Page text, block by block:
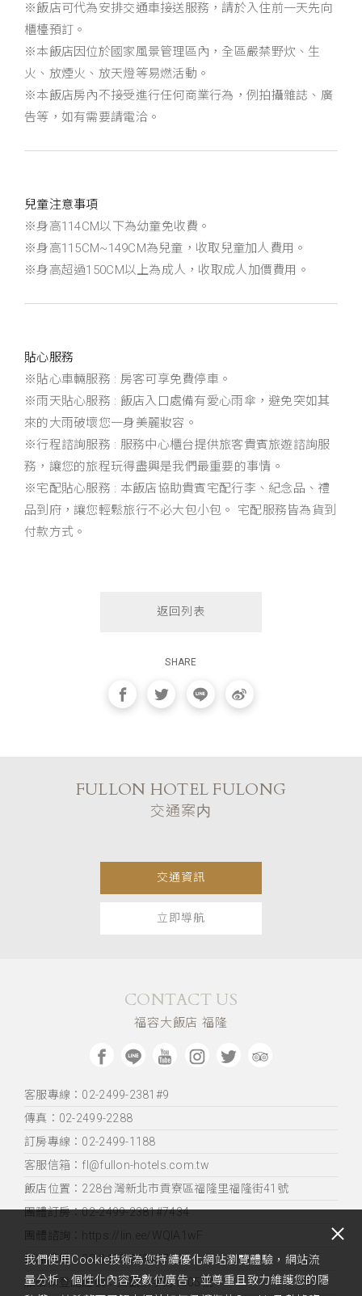
※飯店可代為安排交通車接送服務，請於入住前一天先向
櫃檯預訂。
※本飯店因位於國家風景管理區內，全區嚴禁野炊、生
火、放煙火、放天燈等易燃活動。
※本飯店房內不接受進行任何商業行為，例拍攝雜誌、廣
告等，如有需要請電洽。
兒童注意事項
※身高114CM以下為幼童免收費。
※身高115CM~149CM為兒童，收取兒童加人費用。
※身高超過150CM以上為成人，收取成人加價費用。
貼心服務
※貼心車輛服務 : 房客可享免費停車。
※雨天貼心服務 : 飯店入口處備有愛心雨傘，避免突如其
來的大雨破壞您一身美麗妝容。
※行程諮詢服務 : 服務中心櫃台提供旅客貴賓旅遊諮詢服
務，讓您的旅程玩得盡興是我們最重要的事情。
※宅配貼心服務 : 本飯店協助貴賓宅配行李、紀念品、禮
品到府，讓您輕鬆旅行不必大包小包。 宅配服務皆為貨到
付款方式。
返回列表
SHARE
FULLON HOTEL FULONG
交通案内
交通資訊
立即導航
CONTACT US
福容大飯店 福隆
客服專線：02-2499-2381#9
傳真：02-2499-2288
訂房專線：02-2499-1188
客服信箱：fl@fullon-hotels.com.tw
飯店位置： 228台灣新北市貢寮區福隆里福隆街41號
團體訂房：02-2499-2381#7434
團體諮詢：https://lin.ee/WQIA1wF
訂席分機：02-2499-2381#7361
旅宿業登記證號：交觀業字第1405號
我們使用Cookie技術為您持續優化網站瀏覽體驗，網站流
量分析、個性化內容及數位廣告，並尊重且致力維護您的隱